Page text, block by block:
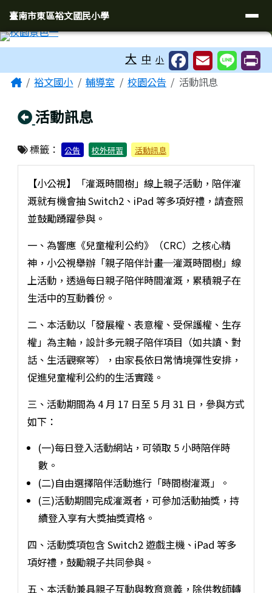
臺南市東區裕文國民小學
導覽列
臺南市東區裕文國民小學
大 中 小
主內容區域
Home裕文國小 輔導室 校園公告 活動訊息
回上頁
活動訊息
標籤： 公告 校外研習 活動訊息
【小公視】「灌溉時間樹」線上親子活動，陪伴灌
溉就有機會抽 Switch2、iPad 等多項好禮，請查照
並鼓勵踴躍參與。
一、為響應《兒童權利公約》（CRC）之核心精
神，小公視舉辦「親子陪伴計畫─灌溉時間樹」線
上活動，透過每日親子陪伴時間灌溉，累積親子在
生活中的互動養份。
二、本活動以「發展權、表意權、受保護權、生存
權」為主軸，設計多元親子陪伴項目（如共讀、對
話、生活觀察等），由家長依日常情境彈性安排，
促進兒童權利公約的生活實踐。
三、活動期間為 4 月 17 日至 5 月 31 日，參與方式
如下：
(一)每日登入活動網站，可領取 5 小時陪伴時
數。
(二)自由選擇陪伴活動進行「時間樹灌溉」。
(三)活動期間完成灌溉者，可參加活動抽獎，持
續登入享有大獎抽獎資格。
四、活動獎項包含 Switch2 遊戲主機、iPad 等多
項好禮，鼓勵親子共同參與。
五、本活動兼具親子互動與教育意義，除供教師轉
頁尾區域